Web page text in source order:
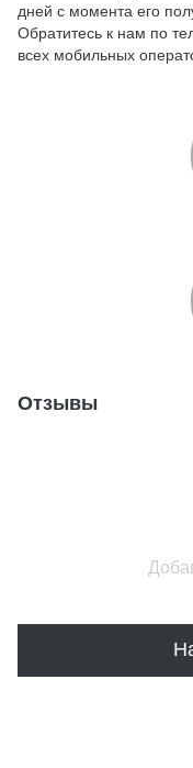
дней с момента его
Обратитесь к нам по
всех мобильных
Отзывы